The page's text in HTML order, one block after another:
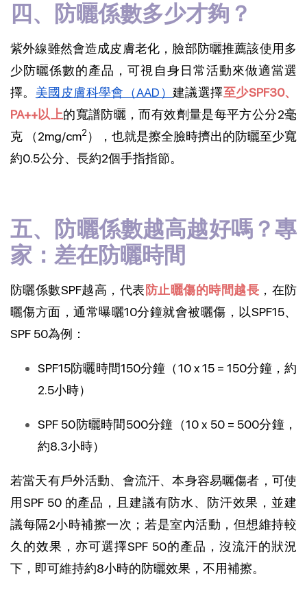
四、防曬係數多少才夠？
紫外線雖然會造成皮膚老化， 臉部防曬推薦該使用多
少防曬係數的產品，可視自身日常活動來做適當選
擇。 美國皮膚科學會（AAD）建議選擇至少SPF30、
PA++以上的寬譜防曬，而有效劑量是每平方公分2毫
克 （2mg/cm2 ），也就是擦全臉時擠出的防曬至少寬
約0.5公分、長約2個手指指節。
五、防曬係數越高越好嗎？專
家：差在防曬時間
防曬係數SPF越高，代表 防止曬傷的時間越長 ，在防
曬傷方面，通常曝曬10分鐘就會被曬傷，以SPF15、
SPF 50為例：
SPF15防曬時間150分鐘（10 x 15 = 150分鐘，約
2.5小時）
SPF 50防曬時間500分鐘（10 x 50 = 500分鐘，
約8.3小時）
若當天有戶外活動、會流汗、本身容易曬傷者，可使
用SPF 50 的產品，且建議有防水、防汗效果，並建
議每隔2小時補擦一次；若是室內活動，但想維持較
久的效果，亦可選擇SPF 50的產品，沒流汗的狀況
下，即可維持約8小時的防曬效果，不用補擦。